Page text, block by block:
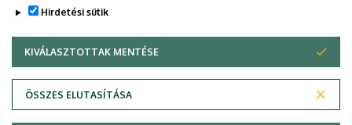
Adatvédelem
Hirdetési sütik
KIVÁLASZTOTTAK MENTÉSE
ÖSSZES ELUTASÍTÁSA
WITHDRAW CONSENT